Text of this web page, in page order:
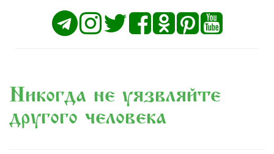
Никогда не уязвляйте
другого человека